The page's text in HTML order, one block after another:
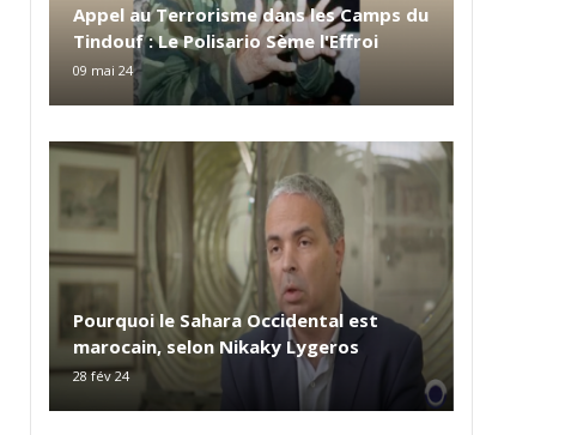
Appel au Terrorisme dans les Camps du
Tindouf : Le Polisario Sème l'Effroi
09 mai 24
Pourquoi le Sahara Occidental est
marocain, selon Nikaky Lygeros
28 fév 24